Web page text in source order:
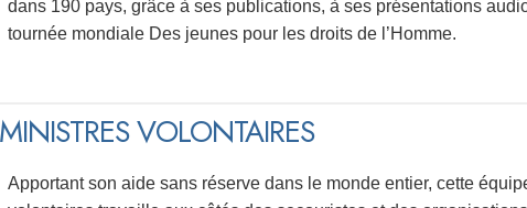
dans 190 pays, grâce à ses publications, à ses présentations
tournée mondiale Des jeunes pour les droits de l’Homme.
VOLONTAIRES
Apportant son aide sans réserve dans le monde entier, cette